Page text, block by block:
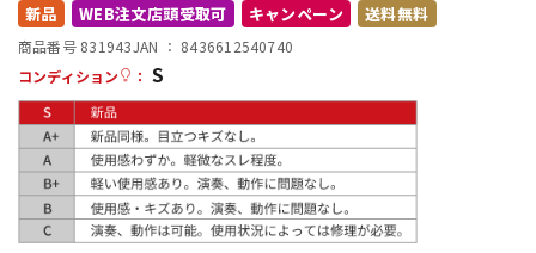
配信/ライブ機器
中古 ヴィンテージ
新品 WEB注文店頭受取可 キャンペーン 送料無料
商品番号 831943JAN ： 8436612540740
コンディション
： S